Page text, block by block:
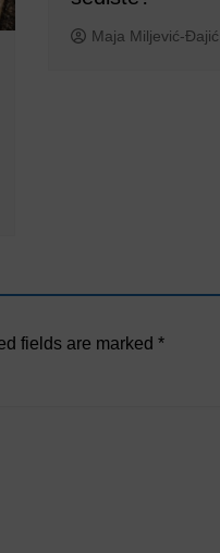
Maja Miljević-Đajić
fields are marked *